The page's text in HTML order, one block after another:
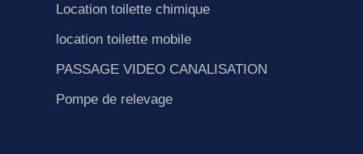
Location toilette chimique
location toilette mobile
PASSAGE VIDEO CANALISATION
Pompe de relevage